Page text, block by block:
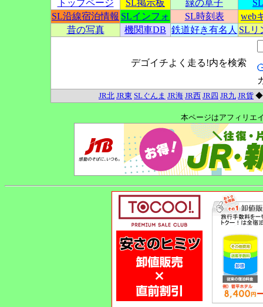
トップページ SL掲示板 緑の草子
SL沿線宿泊情報 SLインフォ SL時刻表
web
昔の写真
機関車DB 鉄道好き有名人 SLリ
デゴイチよく走る!内を検索
JR北 JR東 SLぐんま JR海 JR西 JR四 JR九 JR貨
本ページはアフィリエ